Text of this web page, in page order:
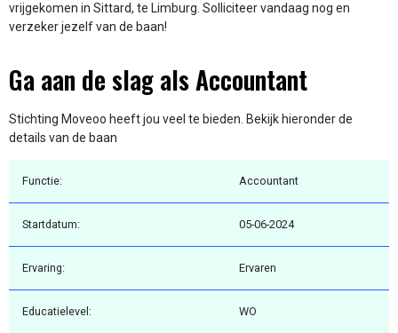
vrijgekomen in Sittard, te Limburg. Solliciteer vandaag nog en
verzeker jezelf van de baan!
Ga aan de slag als Accountant
Stichting Moveoo heeft jou veel te bieden. Bekijk hieronder de
details van de baan
Functie: Accountant
Startdatum: 05-06-2024
Ervaring: Ervaren
Educatielevel: WO